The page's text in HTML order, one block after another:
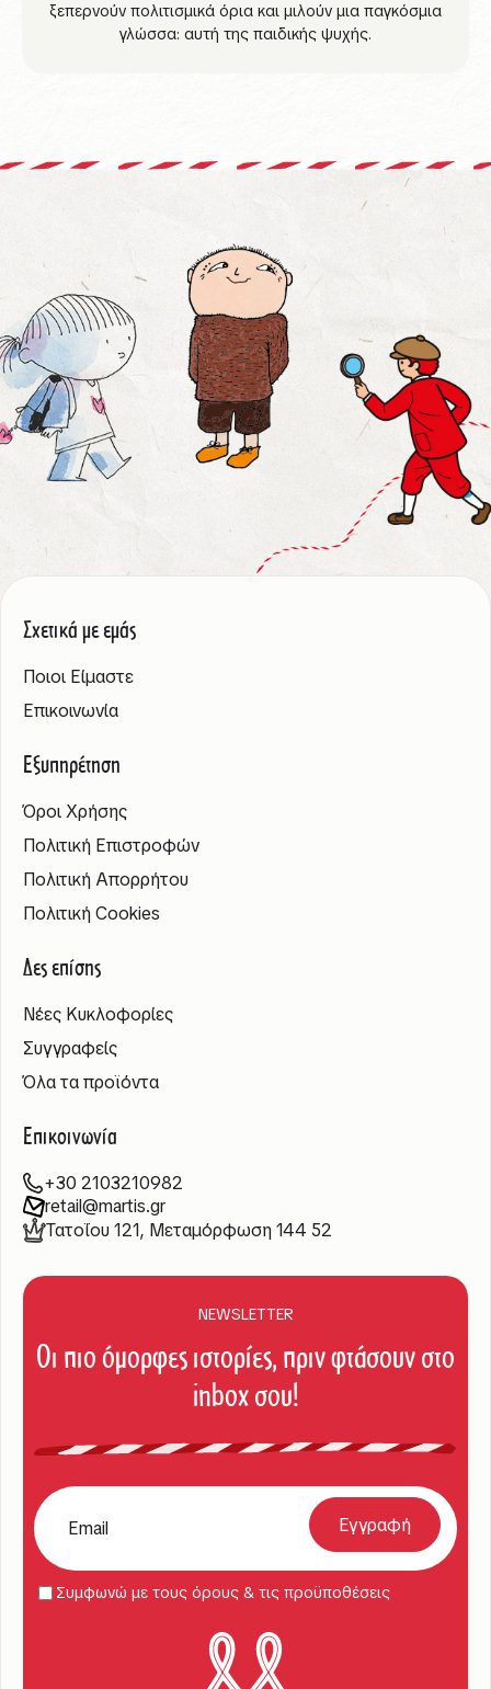
ξεπερνούν πολιτισμικά όρια και μιλούν μια παγκόσμια
γλώσσα: αυτή της παιδικής ψυχής.
Σχετικά με εμάς
Ποιοι Είμαστε
Επικοινωνία
Εξυπηρέτηση
Όροι Χρήσης
Πολιτική Επιστροφών
Πολιτική Απορρήτου
Πολιτική Cookies
Δες επίσης
Νέες Κυκλοφορίες
Συγγραφείς
Όλα τα προϊόντα
Επικοινωνία
+30 2103210982
retail@martis.gr
Τατοΐου 121, Μεταμόρφωση 144 52
NEWSLETTER
Οι πιο όμορφες ιστορίες, πριν φτάσουν στο
inbox σου!
Συμφωνώ με τους όρους & τις προϋποθέσεις